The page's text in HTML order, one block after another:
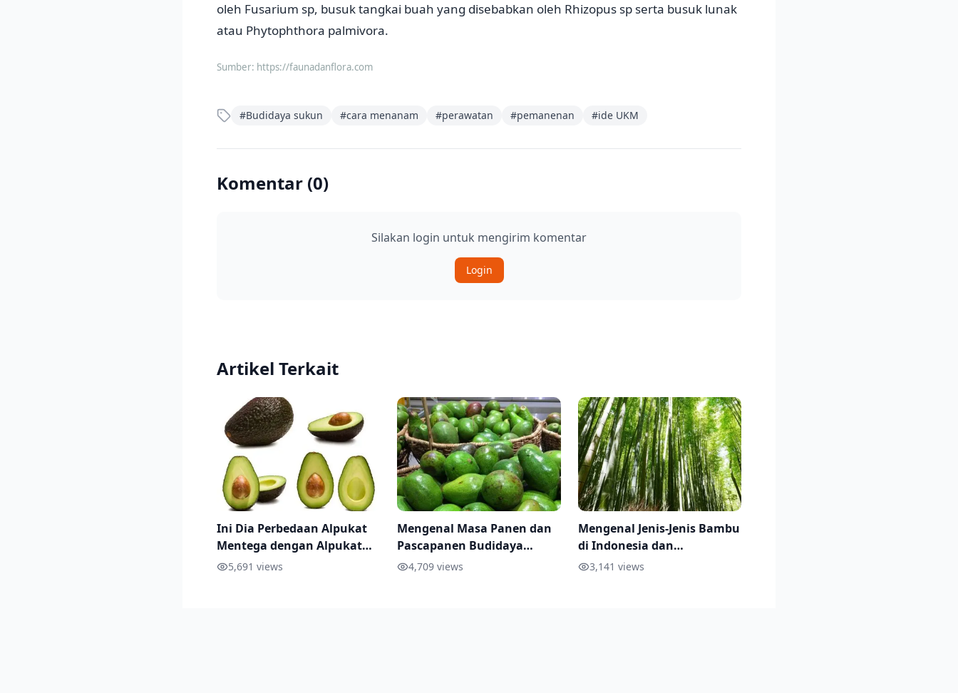
oleh Fusarium sp, busuk tangkai buah yang disebabkan oleh Rhizopus sp serta busuk lunak
atau Phytophthora palmivora.
Sumber: https://faunadanflora.com
#Budidaya sukun #cara menanam #perawatan #pemanenan #ide UKM
Komentar (0)
Silakan login untuk mengirim komentar
Login
Artikel Terkait
Ini Dia Perbedaan Alpukat
Mentega dengan Alpukat
Miki5,691 views
Mengenal Masa Panen dan
Pascapanen Budidaya
Alpukat
4,709 views
Mengenal Jenis-Jenis Bambu
di Indonesia dan
Pemanfaatannya
3,141 views